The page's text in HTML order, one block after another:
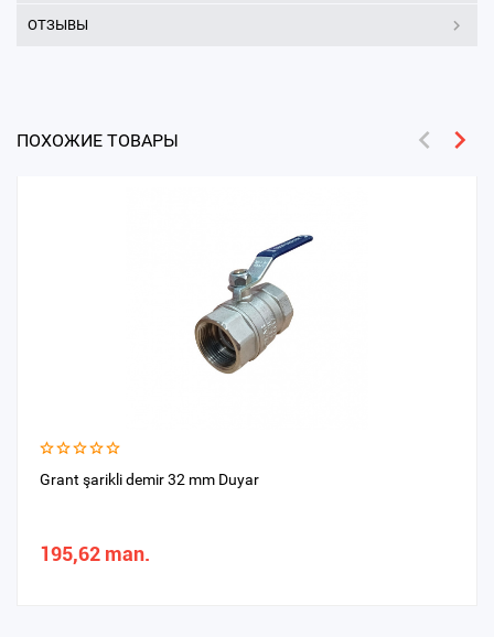
ОТЗЫВЫ
ПОХОЖИЕ ТОВАРЫ
Grant şarikli demir 32 mm Duyar
195,62 man.